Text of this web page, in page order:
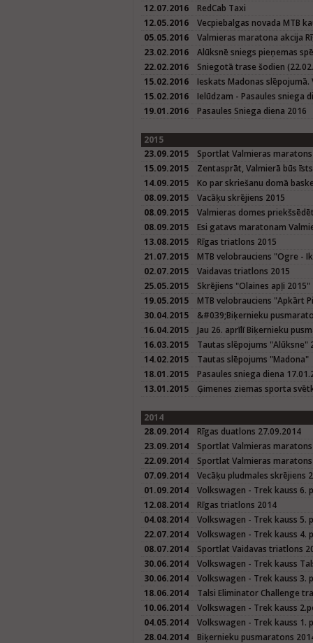
12.07.2016
RedCab Taxi
12.05.2016
Vecpiebalgas novada MTB
05.05.2016
Valmieras maratona akcija
23.02.2016
Alūksnē sniegs pieņemas
22.02.2016
Sniegotā trase šodien
15.02.2016
Ieskats Madonas slēpojumā.
15.02.2016
Ielūdzam - Pasaules sniega
19.01.2016
Pasaules Sniega diena 2016
2015
23.09.2015
Sportlat Valmieras
15.09.2015
Zentasprāt, Valmierā būs
14.09.2015
Ko par skriešanu domā
08.09.2015
Vacāķu skrējiens 2015
08.09.2015
Valmieras domes
08.09.2015
Esi gatavs maratonam
13.08.2015
Rīgas triatlons 2015
21.07.2015
MTB velobrauciens "Ogre -
02.07.2015
Vaidavas triatlons 2015
25.05.2015
Skrējiens "Olaines apļi 2015"
19.05.2015
MTB velobrauciens "Apkārt
30.04.2015
&#039;Biķernieku
16.04.2015
Jau 26. aprīlī Biķernieku
16.03.2015
Tautas slēpojums "Alūksne"
14.02.2015
Tautas slēpojums "Madona"
18.01.2015
Pasaules sniega diena
13.01.2015
Ģimenes ziemas sporta
2014
28.09.2014
Rīgas duatlons 27.09.2014
23.09.2014
Sportlat Valmieras
22.09.2014
Sportlat Valmieras
07.09.2014
Vecāķu pludmales skrējiens
01.09.2014
Volkswagen - Trek kauss 6.
12.08.2014
Rīgas triatlons 2014
04.08.2014
Volkswagen - Trek kauss 5.
22.07.2014
Volkswagen - Trek kauss 4.
08.07.2014
Sportlat Vaidavas triatlons
30.06.2014
Volkswagen - Trek kauss
30.06.2014
Volkswagen - Trek kauss 3.
18.06.2014
Talsi Eliminator Challenge
10.06.2014
Volkswagen - Trek kauss
04.05.2014
Volkswagen - Trek kauss 1.
28.04.2014
Biķernieku pusmaratons